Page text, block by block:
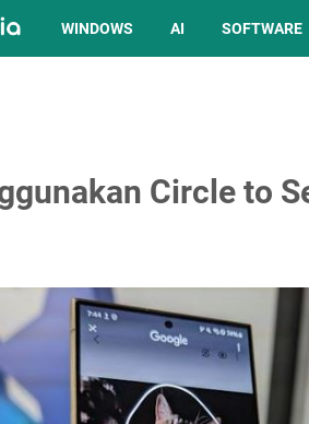
WINDOWS AI SOFTWARE
Circle to